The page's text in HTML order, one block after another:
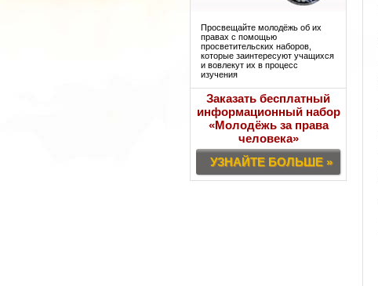
Просвещайте молодёжь об их
правах с помощью
просветительских наборов,
которые заинтересуют учащихся
и вовлекут их в процесс
изучения
Заказать бесплатный
информационный набор
«Молодёжь за права
человека»
УЗНАЙТЕ БОЛЬШЕ »